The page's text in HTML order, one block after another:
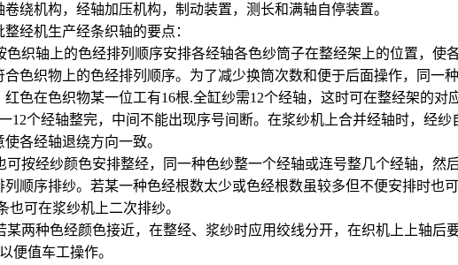
卷绕机构，经轴加压机构，制动装置，测长和满轴自停装置。
整经机生产经条织轴的要点：
色织轴上的色经排列顺序安排各经轴各色纱筒子在整经架上的位置，使
合色织物上的色经排列顺序。为了减少换筒次数和便于后面操作，同一
红色在色织物某一位工有16根.全缸纱需12个经轴，这时可在整经架的对
12个经轴整完，中间不能出现序号间断。在浆纱机上合并经轴时，经
使各经轴退绕方向一致。
可按经纱颜色安排整经，同一种色纱整一个经轴或连号整几个经轴，然
列顺序排纱。若某一种色经根数太少或色经根数虽较多但不便安排时也
也可在浆纱机上二次排纱。
某两种色经颜色接近，在整经、浆纱时应用绞线分开，在织机上上轴后
便值车工操作。